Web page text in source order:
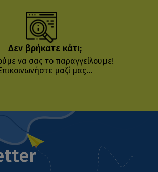
Δεν βρήκατε κάτι;
να σας το παραγγείλουμε!
μαζί μας...